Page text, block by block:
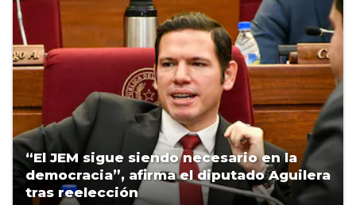
“El JEM sigue siendo necesario en la
democracia”, afirma el diputado Aguilera
tras reelección